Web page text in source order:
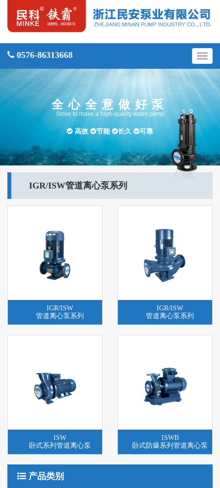
0576-86313668
切
换
导
全心全意做好泵
Strive to make a high-quality water pump
高效 节能 长久 可靠
产品类别
IGR/ISW管道离心泵系列
IGR/ISW
管道离心泵系列
IGR/ISW
管道离心泵系列
ISW
卧式系列管道离心泵
ISWB
卧式防爆系列管道离心泵